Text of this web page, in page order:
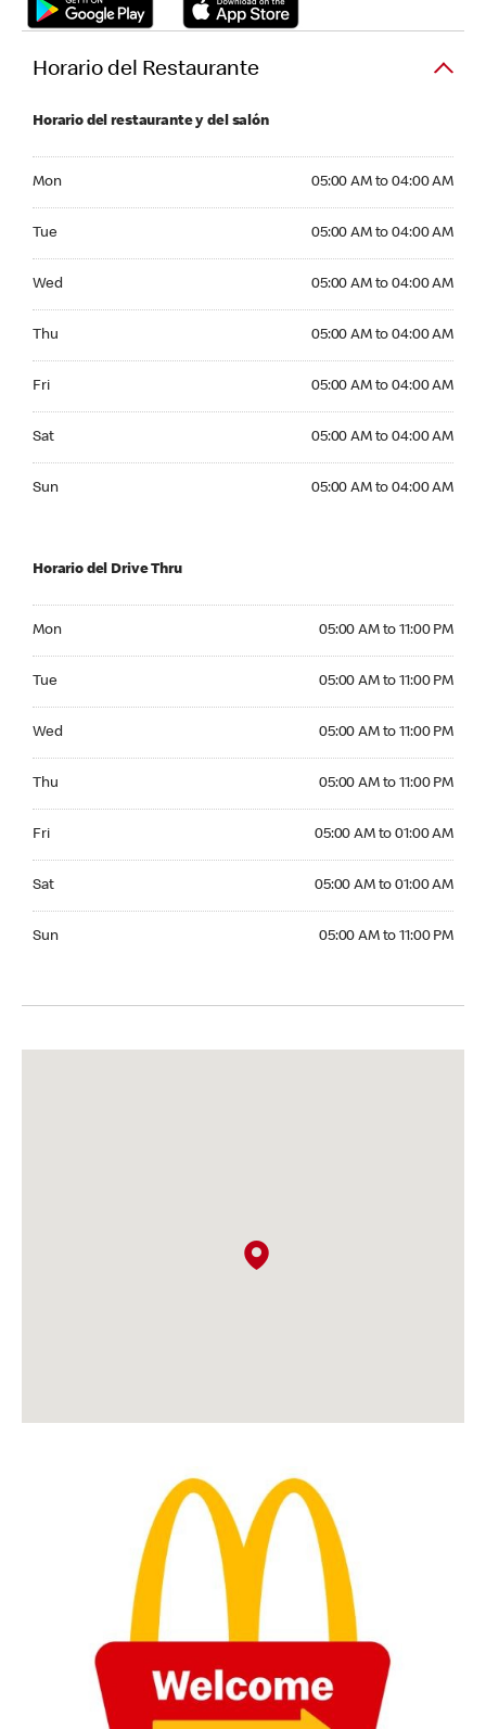
Horario del Restaurante
Horario del restaurante y del salón
Mon 05:00 AM to 04:00 AM
Tue 05:00 AM to 04:00 AM
Wed 05:00 AM to 04:00 AM
Thu 05:00 AM to 04:00 AM
Fri 05:00 AM to 04:00 AM
Sat 05:00 AM to 04:00 AM
Sun 05:00 AM to 04:00 AM
Horario del Drive Thru
Mon 05:00 AM to 11:00 PM
Tue 05:00 AM to 11:00 PM
Wed 05:00 AM to 11:00 PM
Thu 05:00 AM to 11:00 PM
Fri 05:00 AM to 01:00 AM
Sat 05:00 AM to 01:00 AM
Sun 05:00 AM to 11:00 PM